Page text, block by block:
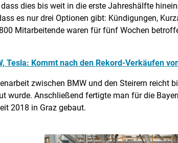
dies bis weit in die erste Jahreshälfte
es nur drei Optionen gibt: Kündigungen,
Mitarbeitende waren für fünf Wochen
Tesla: Kommt nach den Rekord-Verkäufen
zwischen BMW und den Steirern reicht
wurde. Anschließend fertigte man für die
2018 in Graz gebaut.